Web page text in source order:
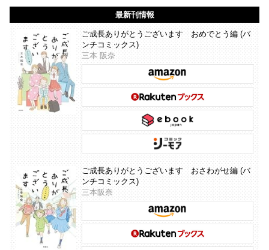
最新刊情報
ご成長ありがとうございます おめでとう編 (バ
ンチコミックス)
三本 阪奈
ご成長ありがとうございます おさわがせ編 (バ
ンチコミックス)
三本阪奈